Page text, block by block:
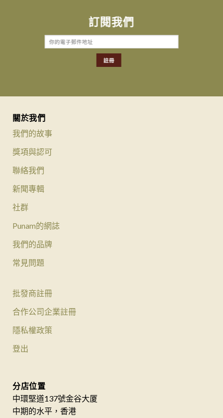
訂閱我們
關於我們
我們的故事
獎項與認可
聯絡我們
新聞專輯
社群
Punam的網誌
我們的品牌
常見問題
批發商註冊
合作公司企業註冊
隱私權政策
登出
分店位置
中環堅道137號金谷大厦
中期的水平，香港